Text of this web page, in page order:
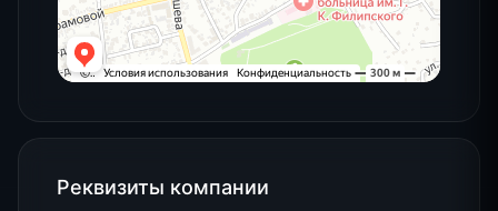
Реквизиты компании